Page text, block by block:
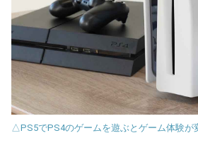
△PS5でPS4のゲームを遊ぶとゲーム体験が